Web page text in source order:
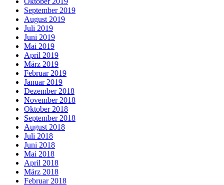
September 2019
August 2019
Juli 2019
Juni 2019
Mai 2019
April 2019
März 2019
Februar 2019
Januar 2019
Dezember 2018
November 2018
Oktober 2018
September 2018
August 2018
Juli 2018
Juni 2018
Mai 2018
April 2018
März 2018
Februar 2018